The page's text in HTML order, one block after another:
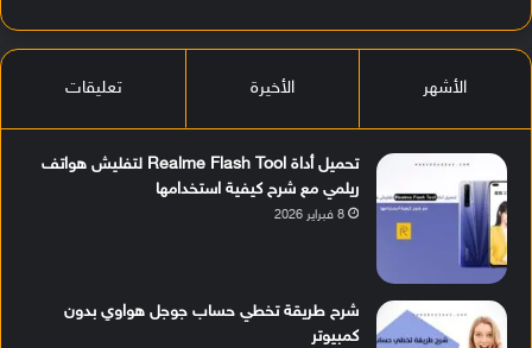
الأشهر الأخيرة تعليقات
تحميل أداة Realme Flash Tool لتفليش هواتف
ريلمي مع شرح كيفية استخدامها
8 فبراير 2026
شرح طريقة تخطي حساب جوجل هواوي بدون
كمبيوتر